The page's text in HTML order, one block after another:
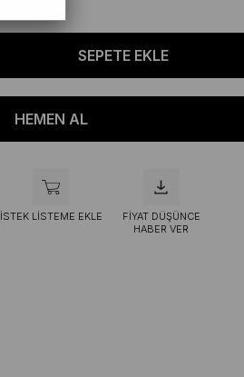
İSTEK LISTEME EKLE
FIYAT DÜŞÜNCE
HABER VER